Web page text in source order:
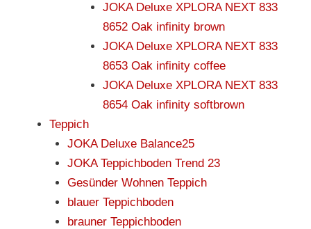
JOKA Deluxe XPLORA NEXT 833
8652 Oak infinity brown
JOKA Deluxe XPLORA NEXT 833
8653 Oak infinity coffee
JOKA Deluxe XPLORA NEXT 833
8654 Oak infinity softbrown
Teppich
JOKA Deluxe Balance25
JOKA Teppichboden Trend 23
Gesünder Wohnen Teppich
blauer Teppichboden
brauner Teppichboden